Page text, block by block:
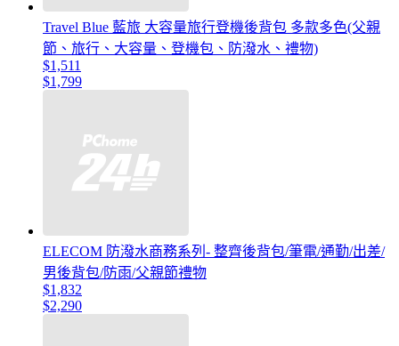
Travel Blue 藍旅 大容量旅行登機後背包 多款多色(父親
節、旅行、大容量、登機包、防潑水、禮物)
$1,511
$1,799
ELECOM 防潑水商務系列- 整齊後背包/筆電/通勤/出差/
男後背包/防雨/父親節禮物
$1,832
$2,290